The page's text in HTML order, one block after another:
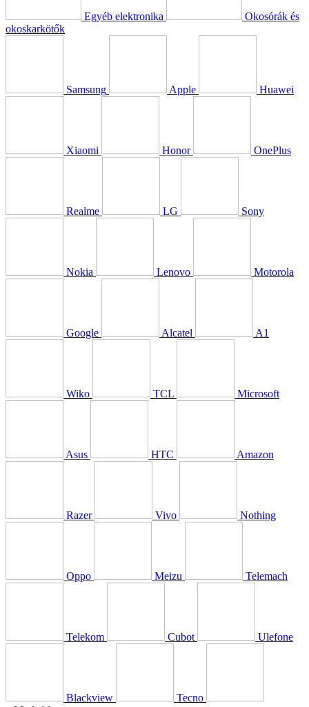
Egyéb elektronika
Okosórák és
okoskarkötők
Samsung Apple Huawei
Xiaomi Honor OnePlus
Realme LG Sony
Nokia Lenovo Motorola
Google Alcatel A1
Wiko TCL Microsoft
Asus HTC Amazon
Razer Vivo Nothing
Oppo Meizu Telemach
Telekom Cubot Ulefone
Blackview
Tecno